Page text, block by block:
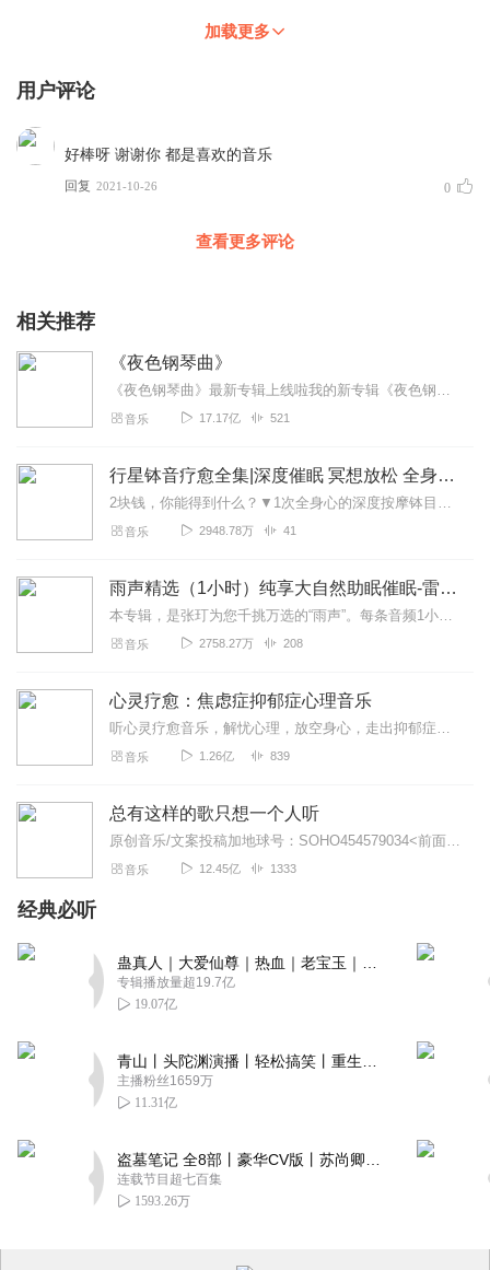
加载更多
用户评论
好棒呀 谢谢你 都是喜欢的音乐
回复 2021-10-26 0
查看更多评论
相关推荐
《夜色钢琴曲》
《夜色钢琴曲》最新专辑上线啦我的新专辑《夜色钢琴曲最新专辑》（点击跳转）已经上线，新专辑是《夜色钢琴曲》的升级版，我精选了诸多经典原创作品与大家分享，愿未来...
音乐 17.17亿 521
行星钵音疗愈全集|深度催眠 冥想放松 全身心深度按摩
2块钱，你能得到什么？▼1次全身心的深度按摩钵目前已广泛地被应用于美容Spa和按摩养生馆的疗程中，许多疗愈师使用铜钵在身体上，发现5分钟铜钵按摩的深度放松，效...
音乐 2948.78万 41
雨声精选（1小时）纯享大自然助眠催眠-雷雨声，下雨
本专辑，是张玎为您千挑万选的“雨声”。每条音频1小时，中间没有打扰。有轻柔细雨、淅淅沥沥；雨滴入水，滴答作响；隐隐雷声，隆隆为伴；流水潺潺，映入耳畔。这里没有音...
音乐 2758.27万 208
心灵疗愈：焦虑症抑郁症心理音乐
听心灵疗愈音乐，解忧心理，放空身心，走出抑郁症、焦虑症、恐惧症等情绪困扰。疗愈音乐=心灵养生最有效的聆听建议：步骤一、选择安静的环境，闭目静卧或坐。步骤二、根据...
音乐 1.26亿 839
总有这样的歌只想一个人听
原创音乐/文案投稿加地球号：SOHO454579034<前面英文是大写>带上你的音乐和故事与我们相遇..每一位小伙伴的经历都是我们创作的源头..
音乐 12.45亿 1333
经典必听
专辑播放量超19.7亿
19.07亿
主播粉丝1659万
11.31亿
连载节目超七百集
1593.26万